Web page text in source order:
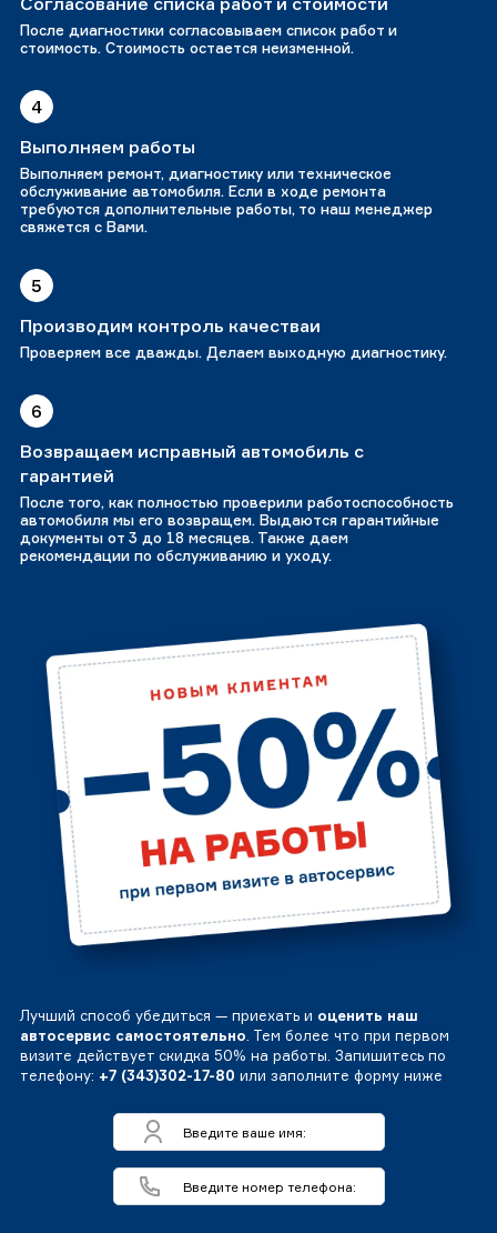
После диагностики согласовываем список работ и
стоимость. Стоимость остается неизменной.
4
Выполняем работы
Выполняем ремонт, диагностику или техническое
обслуживание автомобиля. Если в ходе ремонта
требуются дополнительные работы, то наш менеджер
свяжется с Вами.
5
Производим контроль качестваи
Проверяем все дважды. Делаем выходную диагностику.
6
Возвращаем исправный автомобиль с
гарантией
После того, как полностью проверили работоспособность
автомобиля мы его возвращем. Выдаются гарантийные
документы от 3 до 18 месяцев. Также даем
рекомендации по обслуживанию и уходу.
Лучший способ убедиться — приехать и оценить наш
автосервис самостоятельно. Тем более что при первом
визите действует скидка 50% на работы. Запишитесь по
телефону: +7 (343)302-17-80 или заполните форму ниже